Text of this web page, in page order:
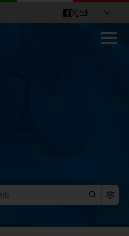
dos
el Campeonato
U18/U20